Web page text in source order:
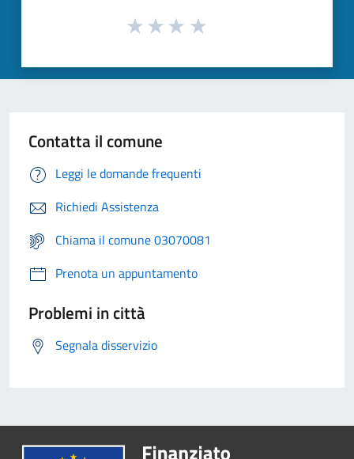
Contatta il comune
Leggi le domande frequenti
Richiedi Assistenza
Chiama il comune 03070081
Prenota un appuntamento
Problemi in città
Segnala disservizio